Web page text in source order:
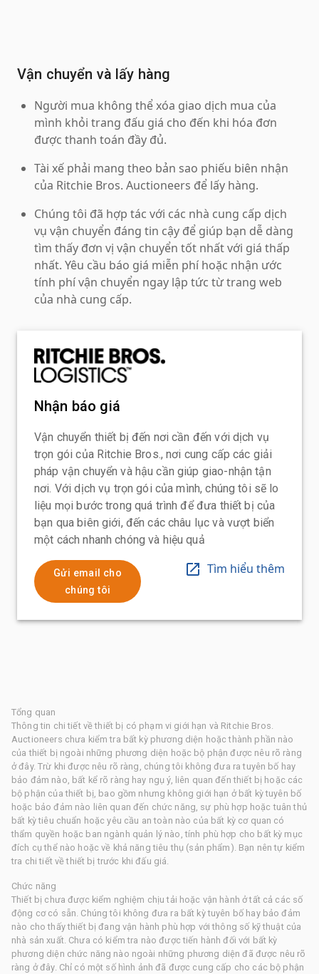
Vận chuyển và lấy hàng
Người mua không thể xóa giao dịch mua của
mình khỏi trang đấu giá cho đến khi hóa đơn
được thanh toán đầy đủ.
Tài xế phải mang theo bản sao phiếu biên nhận
của Ritchie Bros. Auctioneers để lấy hàng.
Chúng tôi đã hợp tác với các nhà cung cấp dịch
vụ vận chuyển đáng tin cậy để giúp bạn dễ dàng
tìm thấy đơn vị vận chuyển tốt nhất với giá thấp
nhất. Yêu cầu báo giá miễn phí hoặc nhận ước
tính phí vận chuyển ngay lập tức từ trang web
của nhà cung cấp.
Nhận báo giá
Vận chuyển thiết bị đến nơi cần đến với dịch vụ
trọn gói của Ritchie Bros., nơi cung cấp các giải
pháp vận chuyển và hậu cần giúp giao-nhận tận
nơi. Với dịch vụ trọn gói của mình, chúng tôi sẽ lo
liệu mọi bước trong quá trình để đưa thiết bị của
bạn qua biên giới, đến các châu lục và vượt biển
một cách nhanh chóng và hiệu quả
Gửi email cho
chúng tôi
Tìm hiểu thêm
Tổng quan
Thông tin chi tiết về thiết bị có phạm vi giới hạn và Ritchie Bros.
Auctioneers chưa kiểm tra bất kỳ phương diện hoặc thành phần nào
của thiết bị ngoài những phương diện hoặc bộ phận được nêu rõ ràng
ở đây. Trừ khi được nêu rõ ràng, chúng tôi không đưa ra tuyên bố hay
bảo đảm nào, bất kể rõ ràng hay ngụ ý, liên quan đến thiết bị hoặc các
bộ phận của thiết bị, bao gồm nhưng không giới hạn ở bất kỳ tuyên bố
hoặc bảo đảm nào liên quan đến chức năng, sự phù hợp hoặc tuân thủ
bất kỳ tiêu chuẩn hoặc yêu cầu an toàn nào của bất kỳ cơ quan có
thẩm quyền hoặc ban ngành quản lý nào, tính phù hợp cho bất kỳ mục
đích cụ thể nào hoặc về khả năng tiêu thụ (sản phẩm). Bạn nên tự kiểm
tra chi tiết về thiết bị trước khi đấu giá.
Chức năng
Thiết bị chưa được kiểm nghiệm chịu tải hoặc vận hành ở tất cả các số
động cơ có sẵn. Chúng tôi không đưa ra bất kỳ tuyên bố hay bảo đảm
nào cho thấy thiết bị đang vận hành phù hợp với thông số kỹ thuật của
nhà sản xuất. Chưa có kiểm tra nào được tiến hành đối với bất kỳ
phương diện chức năng nào ngoài những phương diện đã được nêu rõ
ràng ở đây. Chỉ có một số hình ảnh đã được cung cấp cho các bộ phận